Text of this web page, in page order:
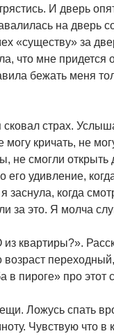
И дверь
на дверь
«существу» за
что мне придется
бежать меня
страх.
кричать, не
не смогли
его удивление,
заснула, когда
за это. Я молча
квартиры?».
возраст
пироге» про этот
Ложусь спать
Чувствую что в